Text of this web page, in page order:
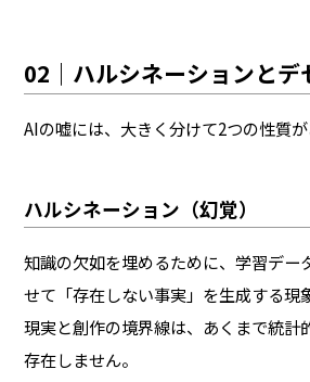
02｜ハルシネーションとデ
AIの嘘には、大きく分けて2つの性質が
ハルシネーション（幻覚）
知識の欠如を埋めるために、学習デー
せて「存在しない事実」を生成する現
現実と創作の境界線は、あくまで統計
存在しません。